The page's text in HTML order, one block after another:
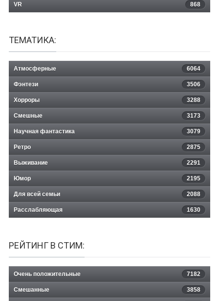
VR 868
ТЕМАТИКА:
Атмосферные 6064
Фэнтези 3506
Хорроры 3288
Смешные 3173
Научная фантастика 3079
Ретро 2875
Выживание 2291
Юмор 2195
Для всей семьи 2088
Расслабляющая 1630
РЕЙТИНГ В СТИМ:
Очень положительные 7182
Смешанные 3858